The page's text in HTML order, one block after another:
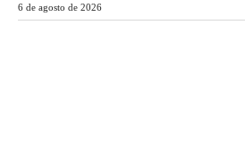
6 de agosto de 2026